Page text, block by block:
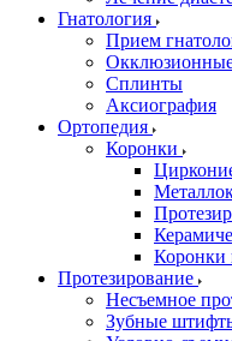
Гнатология
Прием
Сплинты
Аксиография
Ортопедия
Коронки
Коронки
Протезирование
Несъемное
Зубные